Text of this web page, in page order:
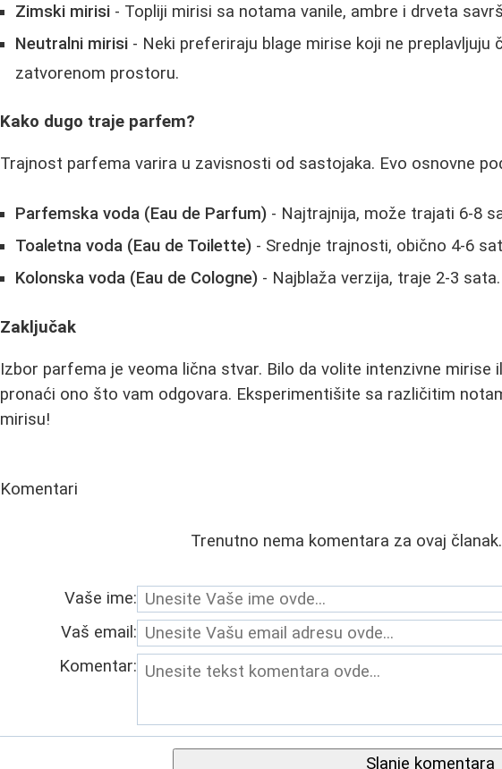
Zimski mirisi - Topliji mirisi sa notama vanile, ambre i drveta
Neutralni mirisi - Neki preferiraju blage mirise koji ne preplavljuju
zatvorenom prostoru.
Kako dugo traje parfem?
Trajnost parfema varira u zavisnosti od sastojaka. Evo osnovne
Parfemska voda (Eau de Parfum) - Najtrajnija, može trajati 6-8
Toaletna voda (Eau de Toilette) - Srednje trajnosti, obično 4-6
Kolonska voda (Eau de Cologne) - Najblaža verzija, traje 2-3 sata.
Zaključak
Izbor parfema je veoma lična stvar. Bilo da volite intenzivne mirise
pronaći ono što vam odgovara. Eksperimentišite sa različitim
mirisu!
Komentari
Trenutno nema komentara za ovaj članak.
Vaše ime:
Vaš email:
Komentar:
Slanje komentara